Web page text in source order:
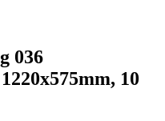
036
10